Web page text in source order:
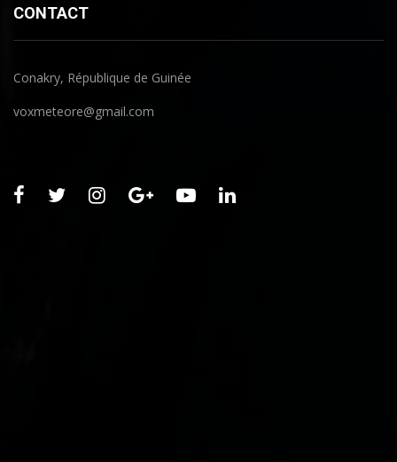
CONTACT
Conakry, République de Guinée
voxmeteore@gmail.com